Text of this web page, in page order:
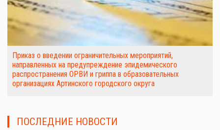
Приказ о введении ограничительных мероприятий,
направленных на предупреждение эпидемического
распространения ОРВИ и гриппа в образовательных
организациях Артинского городского округа
ПОСЛЕДНИЕ НОВОСТИ